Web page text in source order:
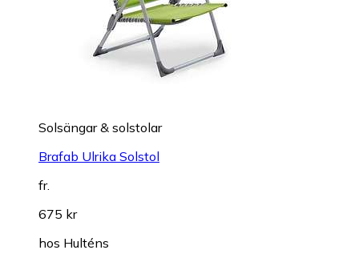
Solsängar & solstolar
Brafab Ulrika Solstol
fr.
675 kr
hos Hulténs